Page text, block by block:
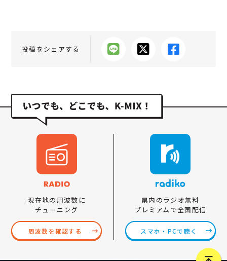
投稿をシェアする
現在地の周波数に
チューニング
周波数を確認する
県内のラジオ無料
プレミアムで全国配信
スマホ・PCで聴く